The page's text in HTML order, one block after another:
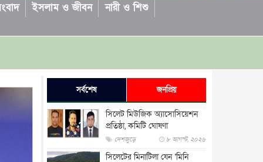
ইসলাম ও জীবন
নারী ও শিশু
সর্বশেষ জনপ্রিয়
সিলেট মিউজিক অ্যাসোসিয়েশন
প্রতিষ্ঠা, কমিটি ঘোষণা
দেশজুড়ে ৮ আগস্ট, ২০২৬
সিলেটের মিনাটিলা যেন ‘মিনি